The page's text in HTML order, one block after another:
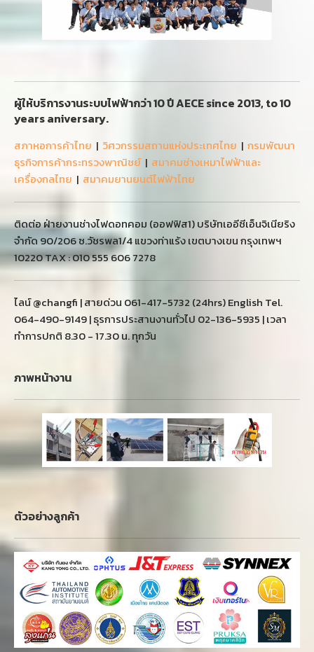
ผู้ให้บริการงานระบบไฟฟ้ากว่า 10 ปี AECE since 2013, to 10
years aniversary.
สภาหอการค้าไทย | วิศวกรรมสถานแห่งประเทศไทย | กรมพัฒนา
ธุรกิจการค้ากระทรวงพาณิชย์| สมาคมช่างเหมาไฟฟ้าและ
เครื่องกลไทย | สมาคมยานยนต์ไฟฟ้าไทย
ติดต่อ ฝ่ายงานช่างไฟดอทคอม (ออฟฟิส1) บริษัทเออีซีเอ็นจิเนียริง
จำกัด 90/206 ซ.วัชรพล1/4 แขวงท่าแร้ง เขตบางเขน กรุงเทพฯ
10220 TAX : 010 555 606 7278
ไลน์ @changfi | สายด่วน 061-417-5732 (24hrs) English Tel.
064-490-9149 | ธุรการประสานงานทั่วไป 02-136-5935 | เวลา
ทำการปกติ 8.30 - 17.30 น. ทุกวัน
ภาพหน้างาน
ตัวอย่างลูกค้า